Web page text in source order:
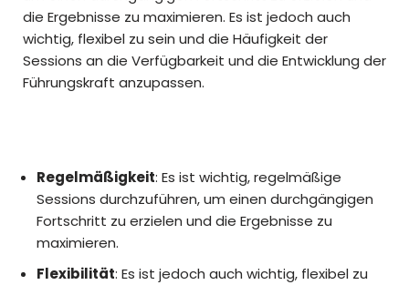
die Ergebnisse zu maximieren. Es ist jedoch auch
wichtig, flexibel zu sein und die Häufigkeit der
Sessions an die Verfügbarkeit und die Entwicklung der
Führungskraft anzupassen.
Regelmäßigkeit: Es ist wichtig, regelmäßige
Sessions durchzuführen, um einen durchgängigen
Fortschritt zu erzielen und die Ergebnisse zu
maximieren.
Flexibilität: Es ist jedoch auch wichtig, flexibel zu